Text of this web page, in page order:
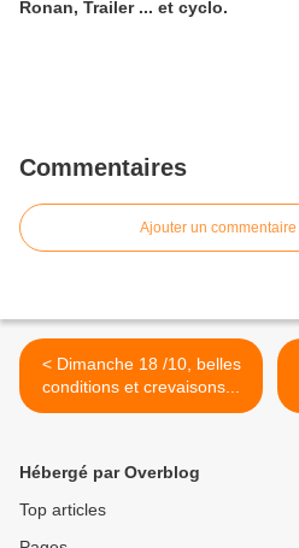
Ronan, Trailer ... et cyclo.
Commentaires
Ajouter un commentaire
< Dimanche 18 /10, belles
conditions et crevaisons...
Hébergé par Overblog
Top articles